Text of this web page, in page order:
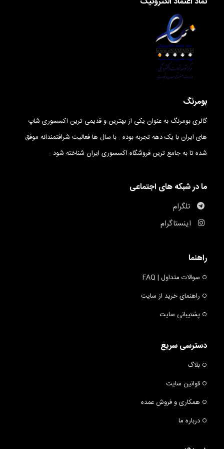
بومرنگ
گالری بومرنگ به عنوان یکی از بهترین و قدیمی ترین اکسسوری شاپ
های ایران با یک دهه تجربه بوده . با سال ها فعالیت شرافتمندانه موفق
شده تا به جامع ترین فروشگاه اکسسوری ایران شناخته شود .
ما در شبکه های اجتماعی
تلگرام
اینستاگرام
راهنما
سوالات متداول | FAQ
راهنمای خرید از سایت
پشتیبانی سایت
دسترسی سریع
بلاگ
قوانین سایت
همکاری و فروش عمده
درباره ما